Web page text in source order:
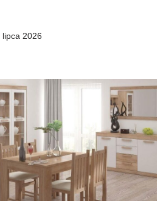
lipca 2026